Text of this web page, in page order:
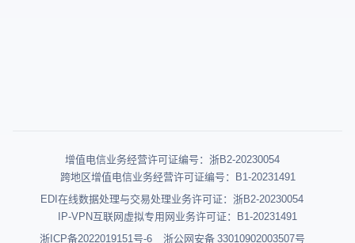
增值电信业务经营许可证编号：浙B2-20230054
跨地区增值电信业务经营许可证编号：B1-20231491
EDI在线数据处理与交易处理业务许可证：浙B2-20230054
IP-VPN互联网虚拟专用网业务许可证：B1-20231491
浙ICP备2022019151号-6
浙公网安备 33010902003507号